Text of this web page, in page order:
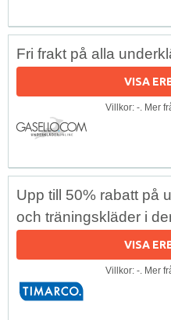
Fri frakt på alla
VISA
Villkor: -. Mer
Upp till 50% rabatt på
och träningskläder i
VISA
Villkor: -. Mer